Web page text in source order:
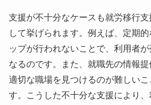
支援が不十分なケースも就労移行支
して挙げられます。例えば、定期
ップが行われないことで、利用者が
なるのです。また、就職先の情報提
適切な職場を見つけるのが難しいこ
す。こうした不十分な支援により、